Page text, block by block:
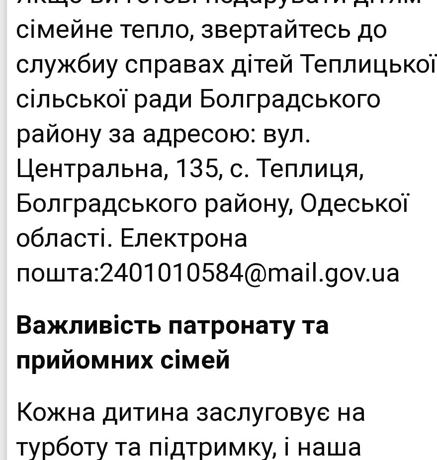
сімейне тепло, звертайтесь до
службиу справах дітей Теплицької
сільської ради Болградського
району за адресою: вул.
Центральна, 135, с. Теплиця,
Болградського району, Одеської
області. Електрона
пошта:2401010584@mail.gov.ua
Важливість патронату та
прийомних сімей
Кожна дитина заслуговує на
турботу та підтримку, і наша